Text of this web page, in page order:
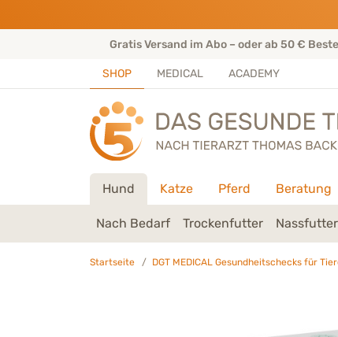
Gratis Versand im Abo – oder ab 50 €
SHOP MEDICAL ACADEMY
Hund Katze Pferd Beratung
Nach Bedarf Trockenfutter Nassfutter
Startseite DGT MEDICAL Gesundheitschecks für